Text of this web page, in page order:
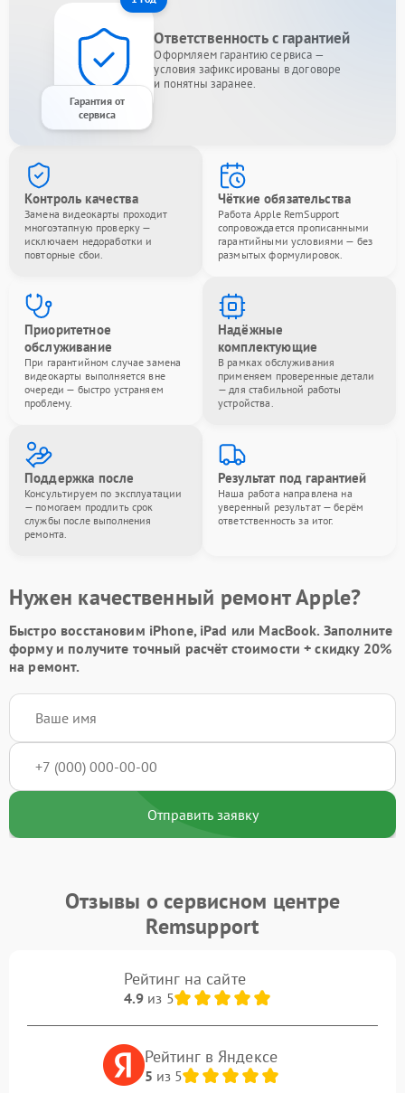
Гарантия от
сервиса
Ответственность с гарантией
Оформляем гарантию сервиса —
условия зафиксированы в договоре
и понятны заранее.
Контроль качества
Замена видеокарты проходит
многоэтапную проверку —
исключаем недоработки и
повторные сбои.
Чёткие обязательства
Работа Apple RemSupport
сопровождается прописанными
гарантийными условиями — без
размытых формулировок.
Приоритетное
обслуживание
При гарантийном случае замена
видеокарты выполняется вне
очереди — быстро устраняем
проблему.
Надёжные
комплектующие
В рамках обслуживания
применяем проверенные детали
— для стабильной работы
устройства.
Поддержка после
Консультируем по эксплуатации
— помогаем продлить срок
службы после выполнения
ремонта.
Результат под гарантией
Наша работа направлена на
уверенный результат — берём
ответственность за итог.
Нужен качественный ремонт Apple?
Быстро восстановим iPhone, iPad или MacBook. Заполните
формуи получите точный расчёт стоимости +скидку 20%
на ремонт.
Отправить заявку
Отзывы о сервисном центре
Remsupport
Рейтинг на сайте
4.9из 5
Рейтинг в Яндексе
5 из 5